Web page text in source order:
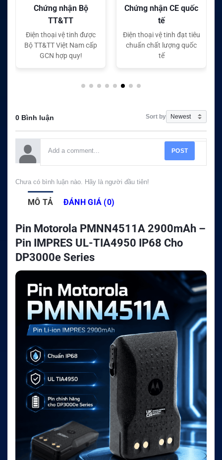
Chứng nhận CE quốc
tế
Điện thoại vệ tinh đạt tiêu
chuẩn chất lượng quốc
tế
Chứng nhận FC quốc
tế
Điện thoại vệ tinh đạt tiêu
chuẩn chất lượng quốc
tế
0 Bình luận Sort by
POST
Chưa có bình luận nào. Hãy là người đầu tiên!
MÔ TẢ ĐÁNH GIÁ (0)
Pin Motorola PMNN4511A 2900mAh –
Pin IMPRES UL-TIA4950 IP68 Cho
DP3000e Series